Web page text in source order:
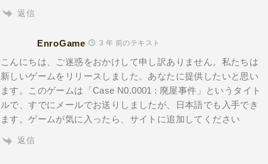
返信
EnroGame 3 年 前のテキスト
こんにちは、ご迷惑をおかけして申し訳ありません。私たちは
新しいゲームをリリースしました。あなたに提供したいと思い
ます。このゲームは「Case N0.0001 : 廃屋事件」というタイト
ルで、すでにメールでお送りしましたが、日本語でも入手でき
ます。ゲームが気に入ったら、サイトに追加してください
返信